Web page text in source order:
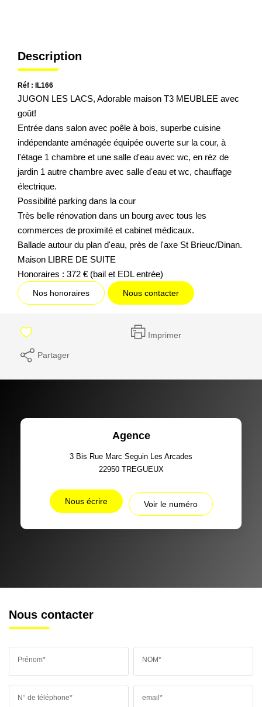
Description
Réf : IL166
JUGON LES LACS, Adorable maison T3 MEUBLEE avec
goût!
Entrée dans salon avec poêle à bois, superbe cuisine
indépendante aménagée équipée ouverte sur la cour, à
l'étage 1 chambre et une salle d'eau avec wc, en réz de
jardin 1 autre chambre avec salle d'eau et wc, chauffage
électrique.
Possibilité parking dans la cour
Très belle rénovation dans un bourg avec tous les
commerces de proximité et cabinet médicaux.
Ballade autour du plan d'eau, près de l'axe St Brieuc/Dinan.
Maison LIBRE DE SUITE
Honoraires : 372 € (bail et EDL entrée)
Nos honoraires Nous contacter
Imprimer
Partager
Agence
3 Bis Rue Marc Seguin Les Arcades
22950 TREGUEUX
Nous écrire Voir le numéro
Nous contacter
Prénom* NOM*
N° de téléphone* email*